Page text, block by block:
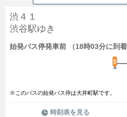
渋４１
渋谷駅ゆき
始発バス停発車前 （18時03分
※このバスの始発バス停は大井町駅です。
時刻表を見る